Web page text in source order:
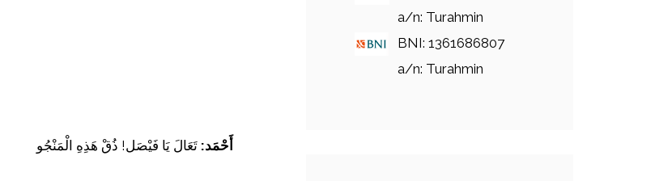
أَحْمَد: تَعَالَ يَا فَيْصَل! ذُقْ هَذِهِ الْمَنْجُو
a/n: Turahmin
BNI: 1361686807
a/n: Turahmin